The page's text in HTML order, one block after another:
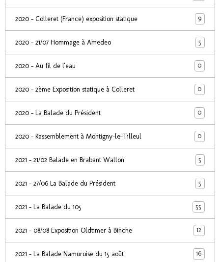
2020 - Colleret (France) exposition statique 9
2020 - 21/07 Hommage à Amedeo 5
2020 - Au fil de l'eau 0
2020 - 2ème Exposition statique à Colleret 0
2020 - La Balade du Président 0
2020 - Rassemblement à Montigny-le-Tilleul 0
2021 - 21/02 Balade en Brabant Wallon 5
2021 - 27/06 La Balade du Président 5
2021 - La Balade du 105 55
2021 - 08/08 Exposition Oldtimer à Binche 12
2021 - La Balade Namuroise du 15 août 16